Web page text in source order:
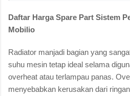
Daftar Harga Spare Part Sistem
Mobilio
Radiator manjadi bagian yang
suhu mesin tetap ideal selama
overheat atau terlampau panas.
menyebabkan kerusakan dari